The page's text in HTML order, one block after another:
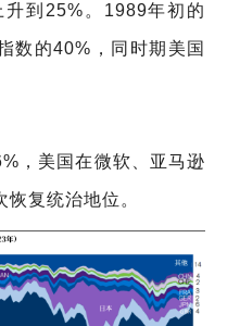
到25%。1989年初的
数的40%，同时期美国
，美国在微软、亚马逊
复统治地位。